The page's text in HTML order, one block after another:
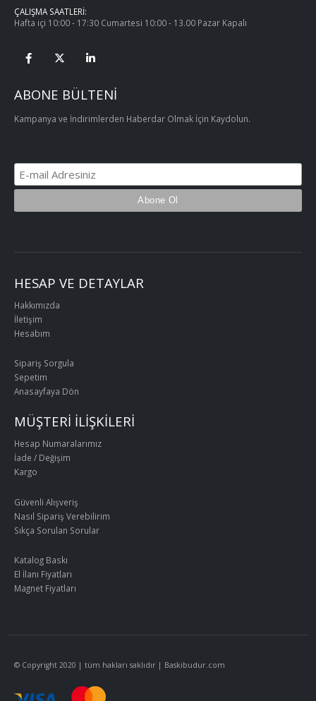
ÇALIŞMA SAATLERİ:
Hafta içi 10:00 - 17:30 Cumartesi 10:00 - 13.00 Pazar Kapalı
ABONE BÜLTENİ
Kampanya ve İndirimlerden Haberdar Olmak İçin Kaydolun.
HESAP VE DETAYLAR
Hakkımızda
İletişim
Hesabım
Sipariş Sorgula
Sepetim
Anasayfaya Dön
MÜŞTERİ İLİŞKİLERİ
Hesap Numaralarımız
İade / Değişim
Kargo
Güvenli Alışveriş
Nasıl Sipariş Verebilirim
Sıkça Sorulan Sorular
Katalog Baskı
El İlanı Fiyatları
Magnet Fiyatları
© Copyright 2020 | tüm hakları saklıdır | Baskibudur.com